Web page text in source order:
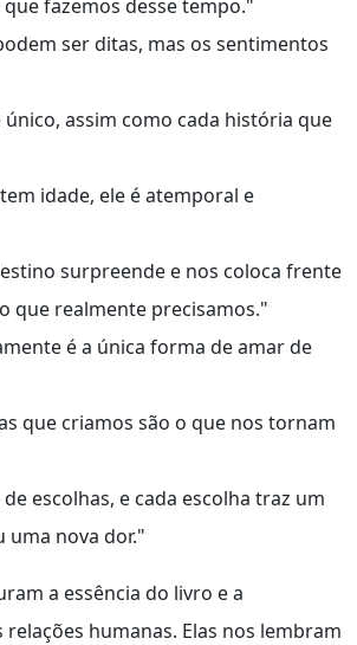
fazemos desse tempo."
ser ditas, mas os sentimentos
único, assim como cada história que
idade, ele é atemporal e
surpreende e nos coloca frente
que realmente precisamos."
é a única forma de amar de
que criamos são o que nos tornam
escolhas, e cada escolha traz um
uma nova dor."
a essência do livro e a
relações humanas. Elas nos lembram